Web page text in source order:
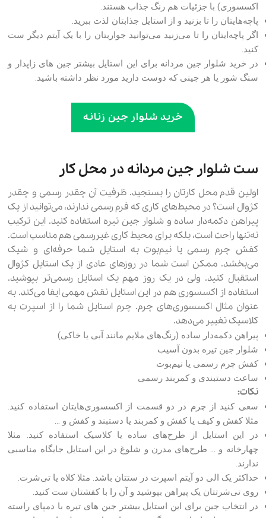
اکسسوری) با جزئیات هم رنگ جذاب هستند.
پاچه‌هایتان را تا بزنید و از استایل جذابتان لذت ببرید.
اگر پاچه‌ایتان را تا می‌زنید می‌توانید جواربتان را با یک آیتم دیگر ست
کنید.
در خرید شلوار جین مردانه برای این استایل بیشتر جین های زاپدار و
سنگ شور یا هر جینی که دوست دارید مورد نظر داشته باشید.
خرید شلوار جین زنانه
ست شلوار جین مردانه در محل کار
اولین قدم محل کارتان را بسنجید. ظرفیت آن چقدر رسمی و چقدر
کژوال است؟ در محیط‌های کاری که فرم رسمی ندارند، می‌توانید از یک
پیراهن دکمه‌دار ساده و شلوار جین تیره استفاده کنید. این ترکیب
نه‌تنها راحت است، بلکه برای محیط کاری غیررسمی هم مناسب است.
کفش چرم رسمی یا نیم‌بوت به استایل شما حرفه‌ای و شیک
می‌بخشد. ممکن است شما در روزهای عادی از یک استایل کژوال
استقبال کنید. ولی در یک روز مهم یک استایل رسمی‌تر بپوشید.
استفاده از اکسسوری هم در این استایل نقش مهمی ایفا می‌کند. به
عنوان مثال اکسسوری‌های چرم. چرم استایل شما را از اسپرت به
کلاسیک تغییر می‌دهد.
پیراهن دکمه‌دار ساده (رنگ‌های ملایم مانند آبی یا خاکی)
شلوار جین تیره بدون آسیب
کفش چرم رسمی یا نیم‌بوت
ساعت دستبندی و کمربند رسمی
نکات:
سعی کنید از چرم در دو قسمت از اکسسوری‌هایتان استفاده کنید.
مثلا کفش و کیف یا کفش و کمربند یا دستبند و کفش و …
در این استایل از طرح‌های ساده یا کلاسیک استفاده کنید. مثلا
چهارخانه و … طرح‌های مدرن و شلوغ در این استایل جایگاه مناسبی
ندارند.
حداکثر یک الی دو آیتم اسپرت در ستتان باشد. مثلا کلاه یا تی‌شرت.
روی تی‌شرتتان یک پیراهن بپوشید و آن را با کفشتان ست کنید.
در انتخاب جین برای این استایل بیشتر جین های تیره با دمپای راسته